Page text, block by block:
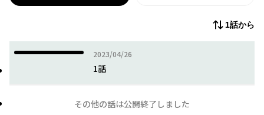
1話から
2023/04/26
2023年04月26日
1話
その他の話は公開終了しました